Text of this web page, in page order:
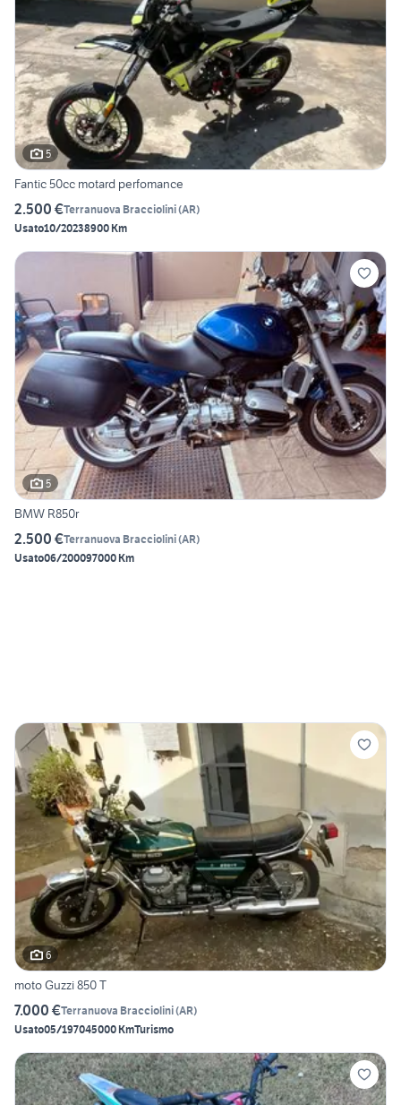
5
Fantic 50cc motard perfomance
2.500 €Terranuova Bracciolini(AR)
Usato10/20238900 Km
5
BMW R850r
2.500 €Terranuova Bracciolini(AR)
Usato06/200097000 Km
6
moto Guzzi 850 T
7.000 €Terranuova Bracciolini(AR)
Usato05/197045000 KmTurismo